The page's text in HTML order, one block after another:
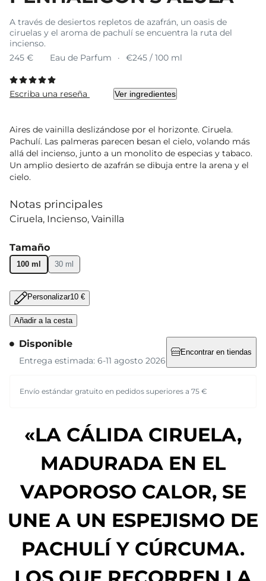
A través de desiertos repletos de azafrán, un oasis de
ciruelas y el aroma de pachulí se encuentra la ruta del
incienso.
245 €
Eau de Parfum €245 / 100 ml
Escriba una reseña Ver ingredientes
Aires de vainilla deslizándose por el horizonte. Ciruela.
Pachulí. Las palmeras parecen besan el cielo, volando más
allá del incienso, junto a un monolito de especias y tabaco.
Un amplio desierto de azafrán se dibuja entre la arena y el
cielo.
Notas principales
Ciruela Incienso Vainilla
Tamaño
100 ml 30 ml
Personalizar10 €
Añadir a la cesta
Disponible
Entrega estimada: 6-11 agosto 2026
Encontrar en tiendas
Envío estándar gratuito en pedidos superiores a 75 €
«LA CÁLIDA CIRUELA,
MADURADA EN EL
VAPOROSO CALOR, SE
UNE A UN ESPEJISMO DE
PACHULÍ Y CÚRCUMA.